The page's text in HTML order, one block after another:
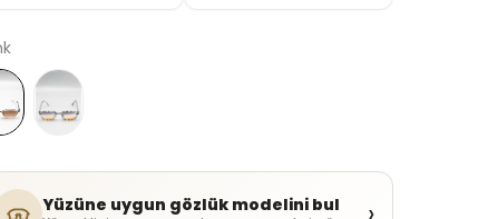
Yüzüne uygun gözlük modelini bul